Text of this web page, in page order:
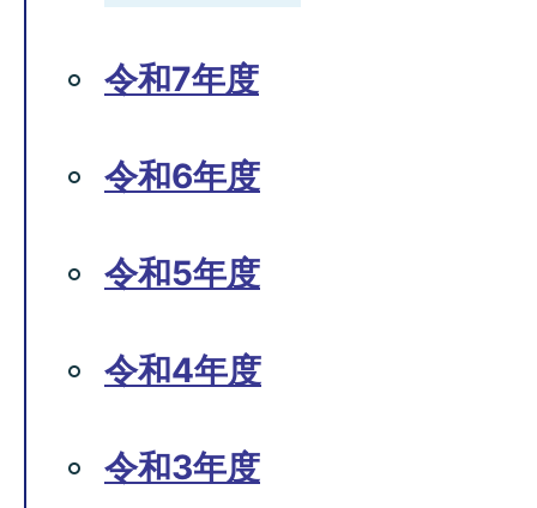
令和7年度
令和6年度
令和5年度
令和4年度
令和3年度